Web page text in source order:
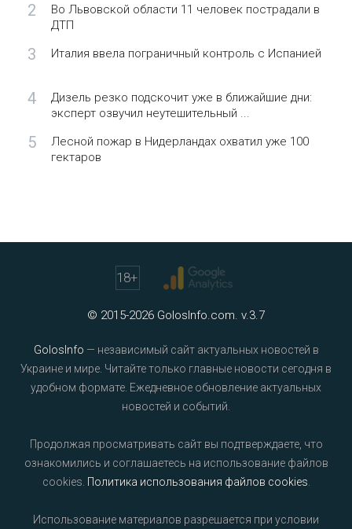
2
Во Львовской области 11 человек пострадали в
ДТП
3 Италия ввела пограничный контроль с Испанией
4
Дизель резко подскочит уже в ближайшие дни:
эксперт озвучил неутешительный ...
5
Лесной пожар в Нидерландах охватил уже 100
гектаров
18+
© 2015-2026 GolosInfo.com. v.3.7
GolosInfo — независимый сайт актуальных новостей в
Украине и мире. Читайте только главные новости сегодня в
удобном формате. Ежедневное обновление актуальных
новостей и событий.
Продолжая просматривать сайт вы подтверждаете, что
ознакомились и соглашаетесь на использование файлов
cookies. Политика использования файлов cookies
Использование материалов разрешается при условии